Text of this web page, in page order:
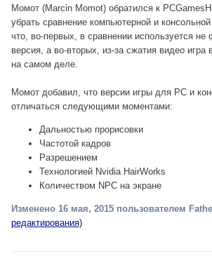
Момот (Marcin Momot) обратился к
убрать сравнение компьютерной и
что, во-первых, в сравнении используется
версия, а во-вторых, из-за сжатия видео игра
на самом деле.
Момот добавил, что версии игры для РС и
отличаться следующими моментами:
Дальностью прорисовки
Частотой кадров
Разрешением
Технологией Nvidia HairWorks
Количеством NPC на экране
Изменено 16 мая, 2015 пользователем
редактирования)